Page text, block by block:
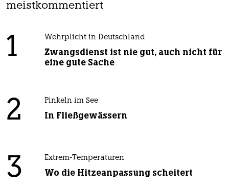
meistkommentiert
1 Wehrplicht in Deutschland
Zwangsdienst ist nie gut, auch nicht für
eine gute Sache
2 Pinkeln im See
In Fließgewässern
3 Extrem-Temperaturen
Wo die Hitzeanpassung scheitert